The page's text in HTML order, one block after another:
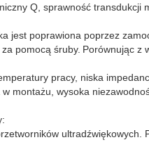
Q, sprawność transdukcji
jest poprawiona poprzez
pomocą śruby. Porównując z
pracy, niska
montażu, wysoka
ultradźwiękowych.